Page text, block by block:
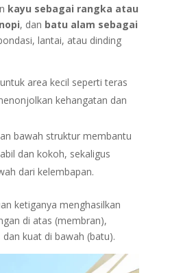
kayu sebagai rangka atau
, dan batu alam sebagai
lantai, atau dinding
area kecil seperti teras
kehangatan dan
bawah struktur membantu
dan kokoh, sekaligus
dari kelembapan.
ketiganya menghasilkan
di atas (membran),
kuat di bawah (batu).